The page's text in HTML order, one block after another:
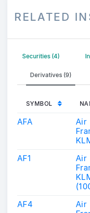
RELATED
Securities (4)
Derivatives (9)
SYMBOL
AFA
Air
AF1
Air
AF4
Air